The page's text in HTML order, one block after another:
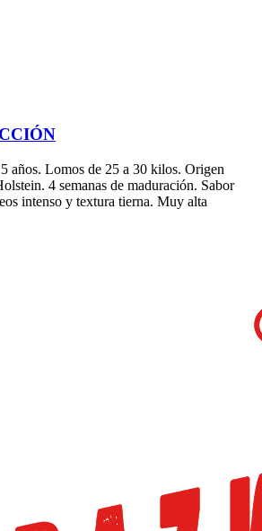
años. Lomos de 25 a 30 kilos. Origen
4 semanas de maduración. Sabor
intenso y textura tierna. Muy alta